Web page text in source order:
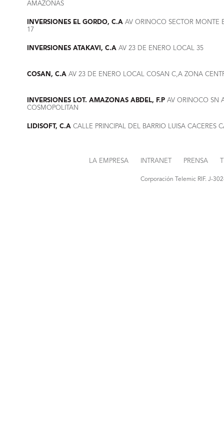
AMAZONAS
INVERSIONES EL GORDO, C.A AV ORINOCO SECTOR MONTE
17
INVERSIONES ATAKAVI, C.A AV 23 DE ENERO LOCAL 35
COSAN, C.A AV 23 DE ENERO LOCAL COSAN C,A ZONA
INVERSIONES LOT. AMAZONAS ABDEL, F.P AV ORINOCO SN
COSMOPOLITAN
LIDISOFT, C.A CALLE PRINCIPAL DEL BARRIO LUISA CACERES
LA EMPRESA INTRANET PRENSA
Corporación Telemic RIF. J-